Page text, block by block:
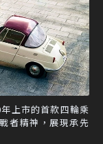
上市的首款四輪乘
者精神，展現承先